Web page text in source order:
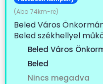
(Aba 74km-re)
Beled Város
Beled székhellyel
Cirák...Beled Város
Beled
Nincs megadva